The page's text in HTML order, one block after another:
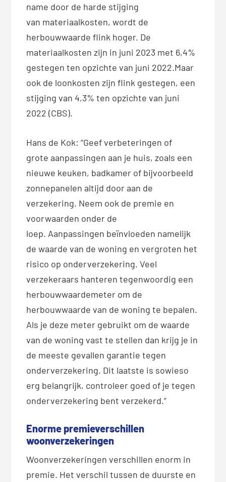
name door de harde stijging
van materiaalkosten, wordt de
herbouwwaarde flink hoger. De
materiaalkosten zijn in juni 2023 met 6,4%
gestegen ten opzichte van juni 2022.Maar
ook de loonkosten zijn flink gestegen, een
stijging van 4,3% ten opzichte van juni
2022 (CBS).
Hans de Kok: “Geef verbeteringen of
grote aanpassingen aan je huis, zoals een
nieuwe keuken, badkamer of bijvoorbeeld
zonnepanelen altijd door aan de
verzekering. Neem ook de premie en
voorwaarden onder de
loep. Aanpassingen beïnvloeden namelijk
de waarde van de woning en vergroten het
risico op onderverzekering. Veel
verzekeraars hanteren tegenwoordig een
herbouwwaardemeter om de
herbouwwaarde van de woning te bepalen.
Als je deze meter gebruikt om de waarde
van de woning vast te stellen dan krijg je in
de meeste gevallen garantie tegen
onderverzekering. Dit laatste is sowieso
erg belangrijk, controleer goed of je tegen
onderverzekering bent verzekerd.”
Enorme premieverschillen
woonverzekeringen
Woonverzekeringen verschillen enorm in
premie. Het verschil tussen de duurste en